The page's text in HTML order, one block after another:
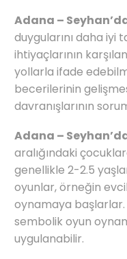
Adana –
duygularını daha iyi
ihtiyaçlarının
yollarla ifade
becerilerinin
davranışlarının
Adana –
aralığındaki
genellikle 2-2.5
oyunlar, örneğin
oynamaya başlarlar.
sembolik oyun
uygulanabilir.